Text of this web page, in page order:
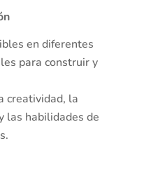
en diferentes
para construir y
creatividad, la
las habilidades de